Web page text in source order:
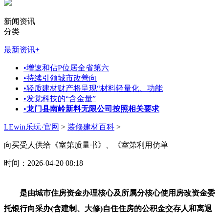
新闻资讯
分类
最新资讯+
•增速和佔P位居全省第六
•持续引领城市改善向
•轻质建材财产将呈现“材料轻量化、功能
•发觉科技的“含金量”
•龙门县南岭新料无限公司按照相关要求
LEwin乐玩·官网 > 装修建材百科 >
向买受人供给《室第质量书》、《室第利用仿单
时间：2026-04-20 08:18
是由城市住房资金办理核心及所属分核心使用房改资金委
托银行向采办(含建制、大修)自住住房的公积金交存人和离退